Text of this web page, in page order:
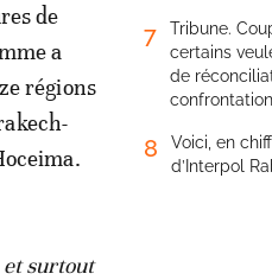
de
a
régions
surtout
7
Tribune.
certains
de
confrontation
8
Voici, en
d’Interpol